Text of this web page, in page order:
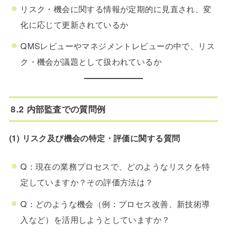
リスク・機会に関する情報が定期的に見直され、変
化に応じて更新されているか
QMSレビューやマネジメントレビューの中で、リス
ク・機会が議題として扱われているか
8.2 内部監査での質問例
(1) リスク及び機会の特定・評価に関する質問
Q：現在の業務プロセスで、どのようなリスクを特
定していますか？その評価方法は？
Q：どのような機会（例：プロセス改善、新技術導
入など）を活用しようとしていますか？